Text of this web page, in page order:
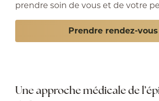
prendre soin de vous et de votre
Prendre rendez-vous
Une approche médicale de